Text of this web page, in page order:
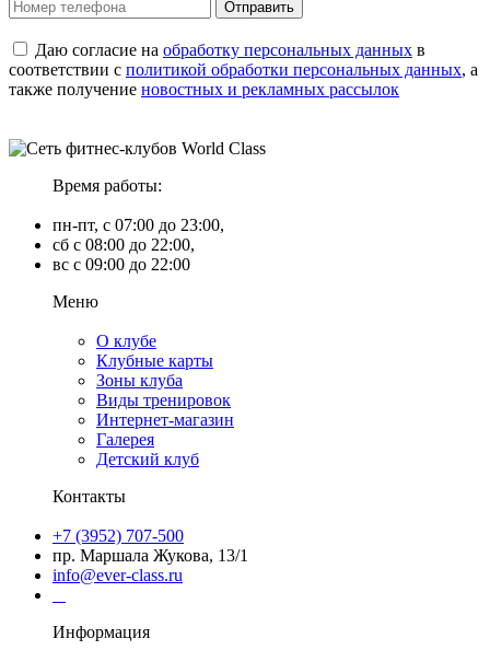
Даю согласие на обработку персональных данных в
соответствии с политикой обработки персональных данных, а
также получение новостных и рекламных рассылок
Время работы:
пн-пт, с 07:00 до 23:00,
сб с 08:00 до 22:00,
вс с 09:00 до 22:00
Меню
О клубе
Клубные карты
Зоны клуба
Виды тренировок
Интернет-магазин
Галерея
Детский клуб
Контакты
+7 (3952) 707-500
пр. Маршала Жукова, 13/1
info@ever-class.ru
Информация